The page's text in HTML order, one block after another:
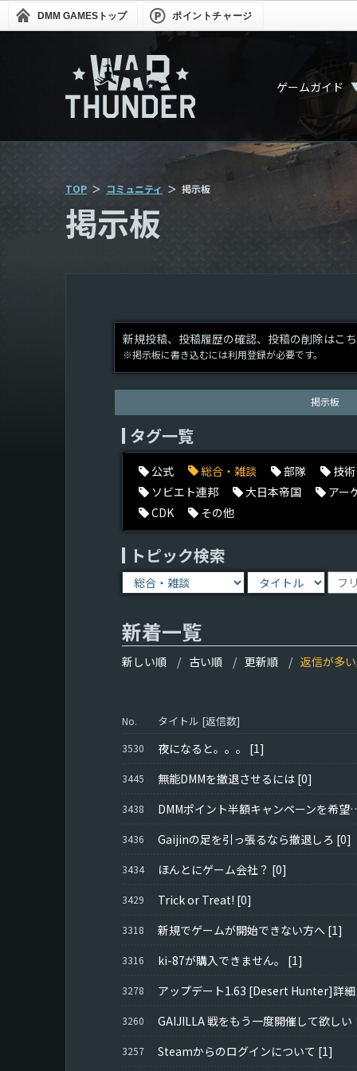
DMM GAMES トップ ポイントチャージ
ゲームガイド
TOP コミュニティ 掲示板
掲示板
新規投稿、投稿履歴の確認、投稿の削除はこ
※掲示板に書き込むには利用登録が必要です。
掲示板
タグ一覧
公式 総合・雑談 部隊
技
ソビエト連邦
大日本帝国
アー
CDK
その他
トピック検索
新着一覧
新しい順 古い順 更新順 返信が多
No. タイトル [返信数]
3530 夜になると。。。 [1]
3445 無能DMMを撤退させるには [0]
3438 DMMポイント半
3436 Gaijinの足を引っ張るなら撤退しろ [0]
3434 ほんとにゲーム会社？ [0]
3429 Trick or Treat! [0]
3318 新規でゲームが開始できない方へ [1]
3316 ki-87が購入できません。 [1]
3278 アップデート1.63 [Desert Hunter]詳細
3260 GAIJILLA 戦をもう一度開催して欲しい
3257 Steamからのログインについて [1]